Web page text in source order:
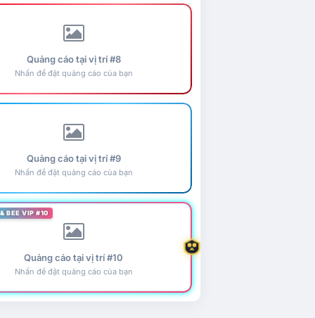
Quảng cáo tại vị trí #8
Nhấn để đặt quảng cáo của bạn
Quảng cáo tại vị trí #9
Nhấn để đặt quảng cáo của bạn
BEE VIP #10
Quảng cáo tại vị trí #10
Nhấn để đặt quảng cáo của bạn